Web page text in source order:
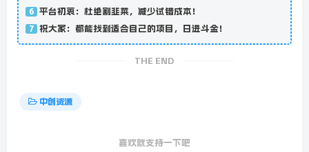
6 平台初衷：杜绝割韭菜，减少试错成本！
7 祝大家：都能找到适合自己的项目，日进斗金！
THE END
中创资源
喜欢就支持一下吧